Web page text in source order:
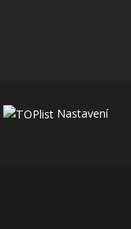
Nastavení